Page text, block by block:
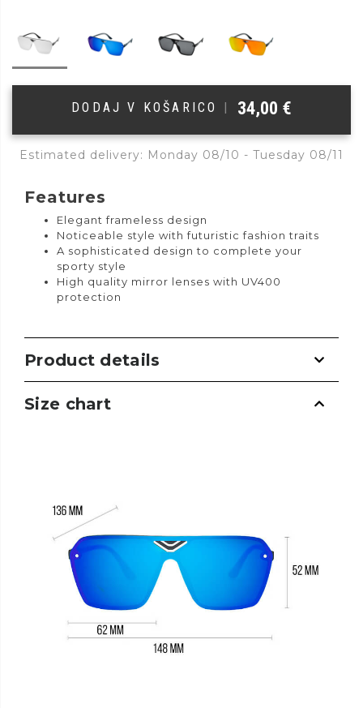
DODAJ V KOŠARICO | 34,00 €
Estimated delivery: Monday 08/10 - Tuesday 08/11
Features
Elegant frameless design
Noticeable style with futuristic fashion traits
A sophisticated design to complete your
sporty style
High quality mirror lenses with UV400
protection
Product details
Size chart